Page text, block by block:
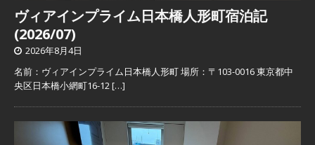
ヴィアインプライム日本橋人形町宿泊記
(2026/07)
2026年8月4日
名前：ヴィアインプライム日本橋人形町 場所：〒103-0016 東京都中
央区日本橋小網町16-12 […]